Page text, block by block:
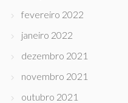
fevereiro 2022
janeiro 2022
dezembro 2021
novembro 2021
outubro 2021